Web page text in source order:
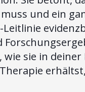
und ein
Leitlinie
sie in